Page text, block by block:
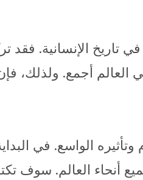
تاريخ الإنسانية. فقد
العالم أجمع. ولذلك،
الواسع. في
أنحاء العالم. سوف